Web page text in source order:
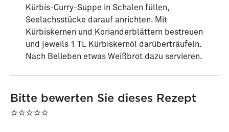
Kürbis-Curry-Suppe in Schalen füllen,
Seelachsstücke darauf anrichten. Mit
Kürbiskernen und Korianderblättern bestreuen
und jeweils 1 TL Kürbiskernöl darüberträufeln.
Nach Belieben etwas Weißbrot dazu servieren.
Bitte bewerten Sie dieses Rezept
⭐⭐⭐⭐⭐